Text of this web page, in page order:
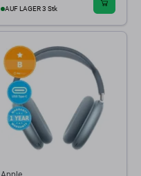
AUF LAGER 3 Stk